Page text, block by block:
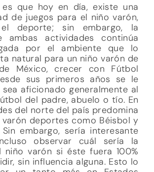
que hoy en día, existe una
de juegos para el niño varón,
deporte; sin embargo, la
ambas actividades continúa
por el ambiente que lo
natural para un niño varón de
México, crecer con Fútbol
sus primeros años se le
aficionado generalmente al
del padre, abuelo o tío. En
del norte del país predomina
deportes como Béisbol y
Sin embargo, sería interesante
observar cuál sería la
niño varón si éste fuera 100%
sin influencia alguna. Esto lo